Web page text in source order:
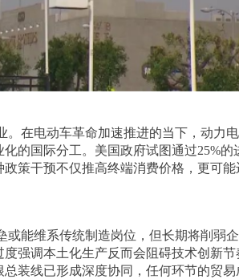
在电动车革命加速推进的当下，动力
的国际分工。美国政府试图通过25%的
策干预不仅推高终端消费价格，更可能
能维系传统制造岗位，但长期将削弱
强调本土化生产反而会阻碍技术创新
装线已形成深度协同，任何环节的贸易